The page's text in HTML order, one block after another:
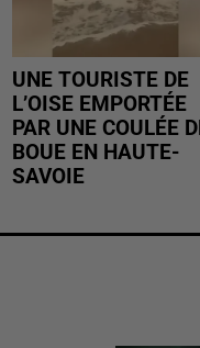
UNE TOURISTE DE
L’OISE EMPORTÉE
PAR UNE COULÉE
BOUE EN HAUTE-
SAVOIE